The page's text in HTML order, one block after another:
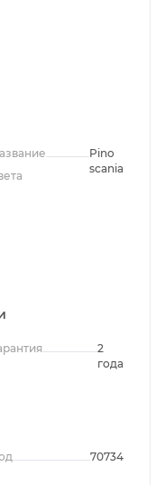
Pino
scania
2
года
70734